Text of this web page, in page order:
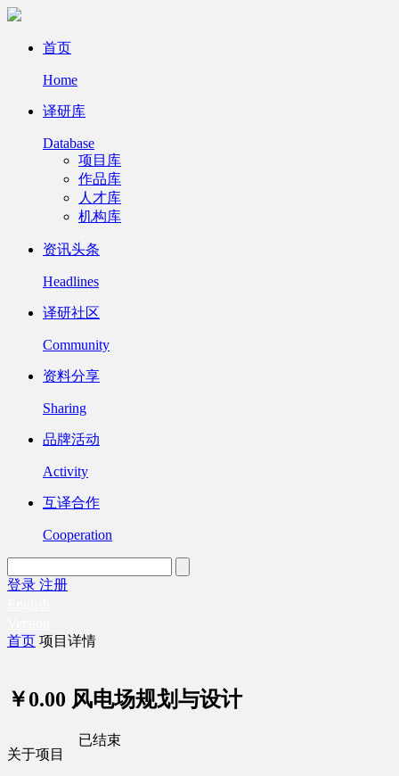
首页
Home
译研库
Database
项目库
作品库
人才库
机构库
资讯头条
Headlines
译研社区
Community
资料分享
Sharing
品牌活动
Activity
互译合作
Cooperation
登录 注册
首页 项目详情
￥0.00 风电场规划与设计
关于项目
已结束